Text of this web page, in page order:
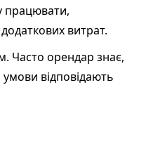
працювати,
витрат.
Часто орендар знає,
відповідають